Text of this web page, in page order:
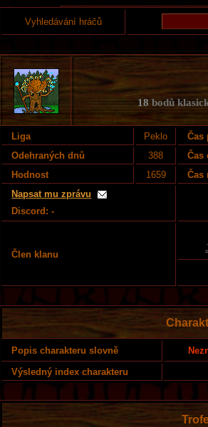
Vyhledávání hráčů
18 bodů
Liga Peklo
Čas
Odehraných dnů
388
Čas
Hodnost
1659
Čas
Napsat mu zprávu
Discord: -
Člen klanu
Popis charakteru slovně
Výsledný index charakteru